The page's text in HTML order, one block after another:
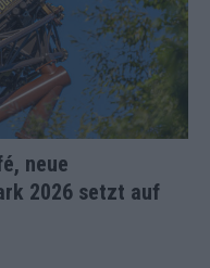
neue
2026 setzt auf